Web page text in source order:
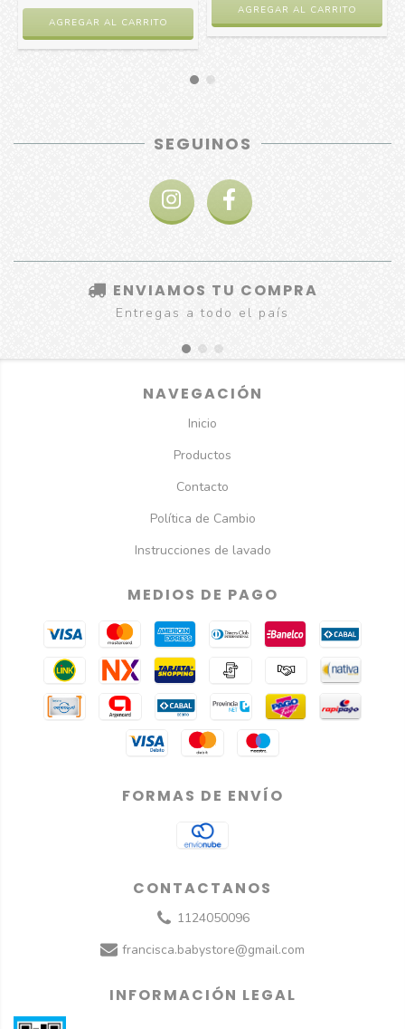
SEGUINOS
ENVIAMOS TU COMPRA
Entregas a todo el país
NAVEGACIÓN
Inicio
Productos
Contacto
Política de Cambio
Instrucciones de lavado
MEDIOS DE PAGO
FORMAS DE ENVÍO
CONTACTANOS
1124050096
francisca.babystore@gmail.com
INFORMACIÓN LEGAL